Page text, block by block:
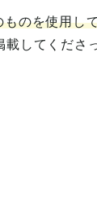
ものを使用し
してくださ